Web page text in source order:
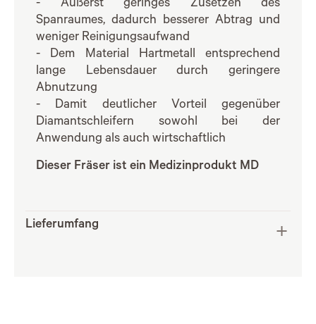
- Äußerst geringes Zusetzen des
Spanraumes, dadurch besserer Abtrag und
weniger Reinigungsaufwand
- Dem Material Hartmetall entsprechend
lange Lebensdauer durch geringere
Abnutzung
- Damit deutlicher Vorteil gegenüber
Diamantschleifern sowohl bei der
Anwendung als auch wirtschaftlich
Dieser Fräser ist ein Medizinprodukt MD
Lieferumfang